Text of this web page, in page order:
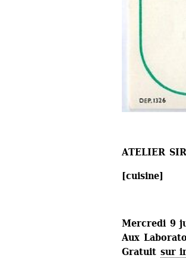
ATELIER
[cuisine]
Mercredi 9
Aux
Gratuit sur